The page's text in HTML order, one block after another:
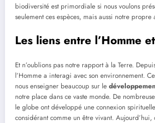
biodiversité est primordiale si nous voulons
seulement ces espèces, mais aussi notre propre
Les liens entre l’Homme
Et n’oublions pas notre rapport à la Terre.
l’Homme a interagi avec son environnement.
nous enseigner beaucoup sur le
notre place dans ce vaste monde. De
le globe ont développé une connexion
considérant comme un être vivant.